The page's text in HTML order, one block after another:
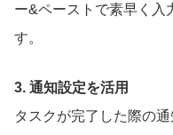
ー&ペーストで素早く入
す。
3. 通知設定を活用
タスクが完了した際の